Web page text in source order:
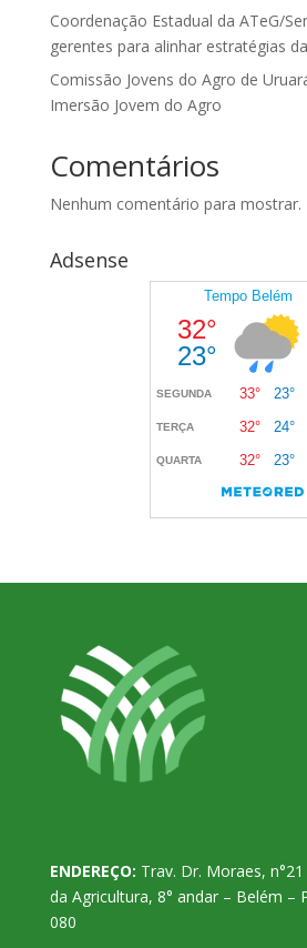
Coordenação Estadual da ATeG/
gerentes para alinhar estratégias
Comissão Jovens do Agro de
Imersão Jovem do Agro
Comentários
Nenhum comentário para mostrar.
Adsense
ENDEREÇO: Trav. Dr. Moraes,
da Agricultura, 8° andar – Belém –
080